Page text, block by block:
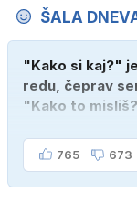
ŠALA
"Kako si kaj?"
redu, čeprav
"Kako to
765 673